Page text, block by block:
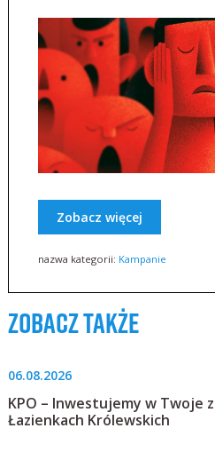
Zobacz więcej
nazwa kategorii: Kampanie
zobacz także
06.08.2026
KPO – Inwestujemy w Twoje
Łazienkach Królewskich